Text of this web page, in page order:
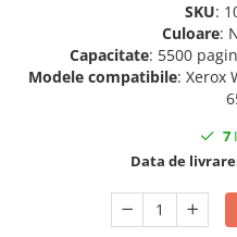
Accesorii imprimante 3D
Filament imprimanta 3D
SKU:
Culoare:
Capacitate: 5500
Modele compatibile: Xerox
7
Data de